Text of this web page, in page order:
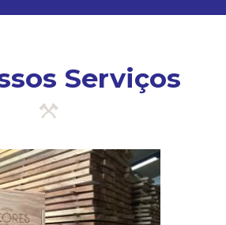
Serviços